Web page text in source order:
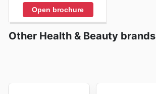
Open brochure
Other Health & Beauty brands